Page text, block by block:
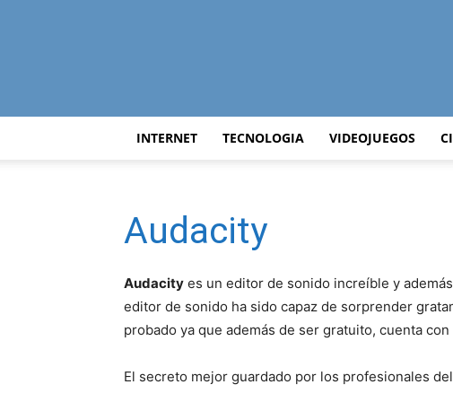
INTERNET TECNOLOGIA VIDEOJUEGOS
Audacity
Audacity es un editor de sonido increíble y
editor de sonido ha sido capaz de sorprender
probado ya que además de ser gratuito, cuenta
El secreto mejor guardado por los profesionales